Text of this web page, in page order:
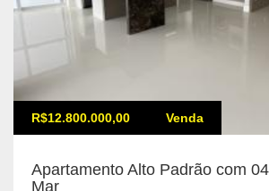
R$12.800.000,00 Venda
Apartamento Alto Padrão com
Mar